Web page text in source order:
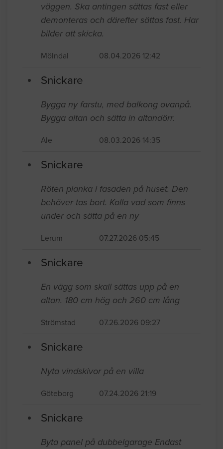
väggen. Ska antingen sättas fast eller
demonteras och därefter sättas fast. Har
bilder att skicka.
Mölndal 08.04.2026 12:42
Snickare
Bygga ny farstu, med balkong ovanpå.
Bygga altan och sätta in altandörr.
Ale 08.03.2026 14:35
Snickare
Röten planka i fasaden på huset. Den
behöver tas bort. Kolla vad som finns
under och sätta på en ny
Lerum 07.27.2026 05:45
Snickare
En vägg som skall sättas upp på en
altan. 180 cm hög och 260 cm lång
Strömstad 07.26.2026 09:27
Snickare
Nyta vindskivor på en villa
Göteborg 07.24.2026 21:19
Snickare
Byta panel på dubbelgarage Endast